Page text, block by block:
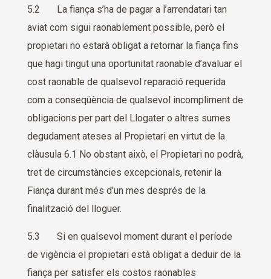
5.2 La fiança s’ha de pagar a l’arrendatari tan
aviat com sigui raonablement possible, però el
propietari no estarà obligat a retornar la fiança fins
que hagi tingut una oportunitat raonable d’avaluar el
cost raonable de qualsevol reparació requerida
com a conseqüència de qualsevol incompliment de
obligacions per part del Llogater o altres sumes
degudament ateses al Propietari en virtut de la
clàusula 6.1 No obstant això, el Propietari no podrà,
tret de circumstàncies excepcionals, retenir la
Fiança durant més d’un mes després de la
finalització del lloguer.
5.3 Si en qualsevol moment durant el període
de vigència el propietari està obligat a deduir de la
fiança per satisfer els costos raonables